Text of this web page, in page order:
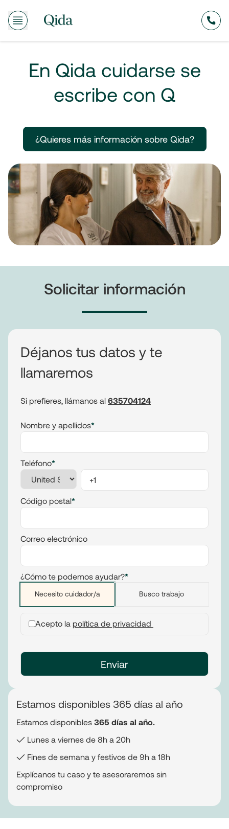
En Qida cuidarse se
escribe con Q
¿Quieres más información sobre Qida?
Solicitar información
Déjanos tus datos y te
llamaremos
Si prefieres, llámanos al 635704124
Nombre y apellidos*
Teléfono*
Código postal*
Correo electrónico
¿Cómo te podemos ayudar?*
Necesito cuidador/a Busco trabajo
Acepto la política de privacidad
Estamos disponibles 365 días al año
Estamos disponibles 365 días al año.
✓ Lunes a viernes de 8h a 20h
✓ Fines de semana y festivos de 9h a 18h
Explícanos tu caso y te asesoraremos sin
compromiso